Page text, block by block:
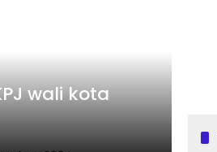
wali kota